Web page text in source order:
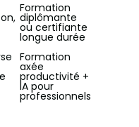
Formation
diplômante
ou certifiante
longue durée
Formation
axée
productivité +
IA pour
professionnels